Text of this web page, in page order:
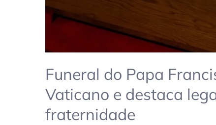
Funeral do Papa
Vaticano e destaca
fraternidade